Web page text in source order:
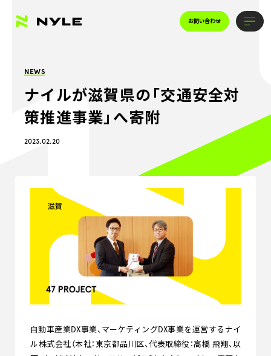
お問い合わせ
NEWS
ナイルが滋賀県の「交通安全対
策推進事業」へ寄附
2023.02.20
自動車産業DX事業、マーケティングDX事業を運営するナイ
ル株式会社（本社：東京都品川区、代表取締役：高橋 飛翔、以